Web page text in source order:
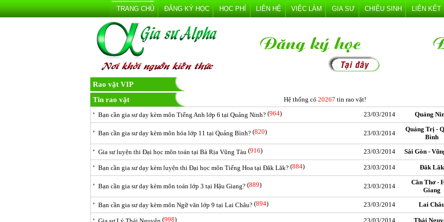
TRANG CHỦ ĐĂNG KÝ HỌC HỌC PHÍ LIÊN HỆ VIỆC LÀM GIA SƯ CHIÊU SINH LIÊN KẾT
Rao vặt VIP
Tin rao vặt
Hệ thống có 20267 tin rao vặt!
Bạn cần gia sư dạy kèm môn Tiếng Anh lớp 6 tại Quảng Ninh? (964) 23/03/2014 Quảng
Bạn cần gia sư dạy kèm môn hóa lớp 11 tại Quảng Bình? (820) 23/03/2014
Quảng Trị -
Bình
Gia sư luyện thi Đại học môn toán tại Bà Rịa Vũng Tàu (916) 23/03/2014 Sài Gòn -
Bạn cần gia sư dạy kèm luyện thi Đại học môn Tiếng Hoa tại Đăk Lăk? (884) 23/03/2014 Đăk Lăk
Bạn cần gia sư dạy kèm môn toán lớp 3 tại Hậu Giang? (889) 23/03/2014
Cần Thơ -
Giang
Bạn cần gia sư dạy kèm môn Ngữ văn lớp 9 tại Lai Châu? (894) 23/03/2014 Lai
(998) 23/03/2014 Thái